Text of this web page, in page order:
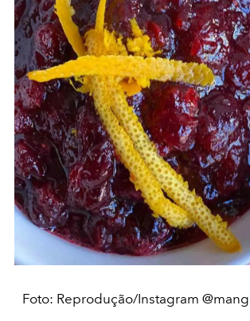
Foto: Reprodução/Instagram